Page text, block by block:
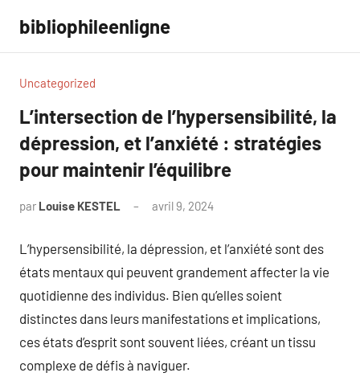
contenu
bibliophileenligne
Uncategorized
L’intersection de l’hypersensibilité, la
dépression, et l’anxiété : stratégies
pour maintenir l’équilibre
par Louise KESTEL avril 9, 2024
L’hypersensibilité, la dépression, et l’anxiété sont des
états mentaux qui peuvent grandement affecter la vie
quotidienne des individus. Bien qu’elles soient
distinctes dans leurs manifestations et implications,
ces états d’esprit sont souvent liées, créant un tissu
complexe de défis à naviguer.